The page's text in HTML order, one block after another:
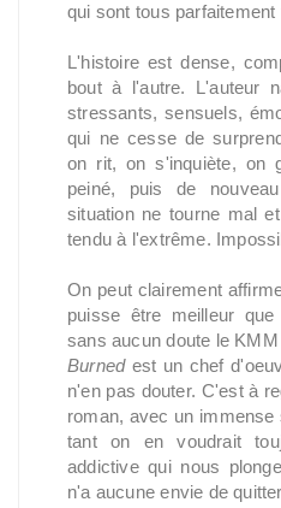
qui sont tous parfaitement
L'histoire est dense,
bout à l'autre. L'auteur
stressants, sensuels,
qui ne cesse de
on rit, on s'inquiète, on
peiné, puis de
situation ne tourne mal
tendu à l'extrême.
On peut clairement
puisse être meilleur
sans aucun doute le
Burnedest un chef
n'en pas douter. C'est à
roman, avec un
tant on en voudrait
addictive qui nous
n'a aucune envie de